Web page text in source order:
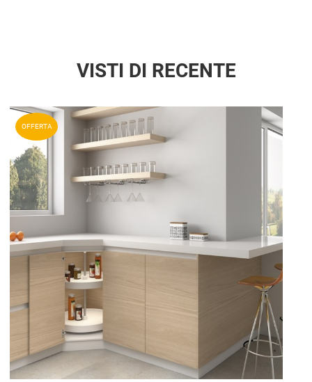
VISTI DI RECENTE
OFFERTA